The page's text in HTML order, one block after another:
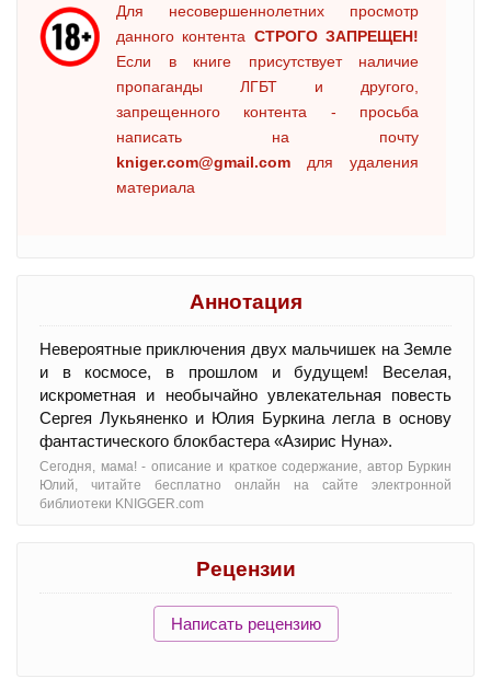
Для несовершеннолетних просмотр
данного контента СТРОГО ЗАПРЕЩЕН!
Если в книге присутствует наличие
пропаганды ЛГБТ и другого,
запрещенного контента - просьба
написать на почту
kniger.com@gmail.com для удаления
материала
Аннотация
Невероятные приключения двух мальчишек на Земле
и в космосе, в прошлом и будущем! Веселая,
искрометная и необычайно увлекательная повесть
Сергея Лукьяненко и Юлия Буркина легла в основу
фантастического блокбастера «Азирис Нуна».
Сегодня, мама! - oписание и краткое содержание, автор Буркин
Юлий, читайте бесплатно онлайн на сайте электронной
библиотеки KNIGGER.com
Рецензии
Написать рецензию